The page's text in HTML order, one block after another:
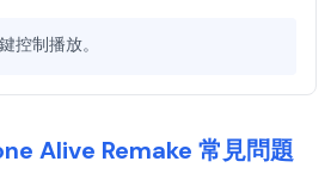
控制播放。
Alive Remake 常見問題